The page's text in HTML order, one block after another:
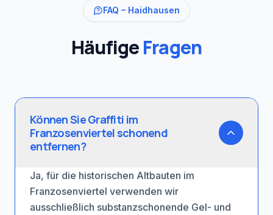
FAQ – Haidhausen
HäufigeFragen
Können Sie Graffiti im
Franzosenviertel schonend
entfernen?
Ja, für die historischen Altbauten im
Franzosenviertel verwenden wir
ausschließlich substanzschonende Gel- und